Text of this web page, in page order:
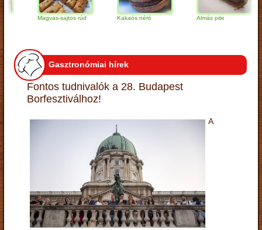
Magvas-sajtos rúd Kakaós néró Almás pite
Gasztronómiai hírek
Fontos tudnivalók a 28. Budapest
Borfesztiválhoz!
A